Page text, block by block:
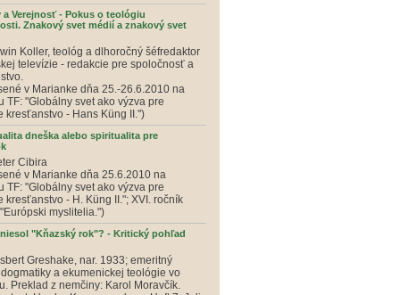
a Verejnosť - Pokus o teológiu
Znakový svet médií a znakový svet
Koller, teológ a dlhoročný šéfredaktor
televízie - redakcie pre spoločnosť a
v Marianke dňa 25.-26.6.2010 na
TF: "Globálny svet ako výzva pre
kresťanstvo - Hans Küng II.")
dneška alebo spiritualita pre
Cibira
v Marianke dňa 25.6.2010 na
TF: "Globálny svet ako výzva pre
kresťanstvo - H. Küng II."; XVI. ročník
myslitelia.")
"Kňazský rok"? - Kritický pohľad
Greshake, nar. 1933; emeritný
a ekumenickej teológie vo
Preklad z nemčiny: Karol Moravčík.